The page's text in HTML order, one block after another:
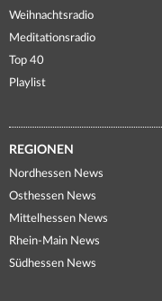
Weihnachtsradio
Meditationsradio
Top 40
Playlist
REGIONEN
Nordhessen News
Osthessen News
Mittelhessen News
Rhein-Main News
Südhessen News